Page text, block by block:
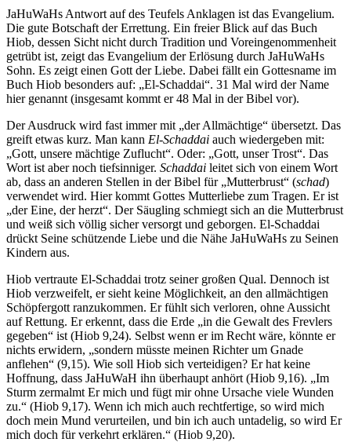
JaHuWaHs Antwort auf des Teufels Anklagen ist das Evangelium.
Die gute Botschaft der Errettung. Ein freier Blick auf das Buch
Hiob, dessen Sicht nicht durch Tradition und Voreingenommenheit
getrübt ist, zeigt das Evangelium der Erlösung durch JaHuWaHs
Sohn. Es zeigt einen Gott der Liebe. Dabei fällt ein Gottesname im
Buch Hiob besonders auf: „El-Schaddai“. 31 Mal wird der Name
hier genannt (insgesamt kommt er 48 Mal in der Bibel vor).
Der Ausdruck wird fast immer mit „der Allmächtige“ übersetzt. Das
greift etwas kurz. Man kann El-Schaddai auch wiedergeben mit:
„Gott, unsere mächtige Zuflucht“. Oder: „Gott, unser Trost“. Das
Wort ist aber noch tiefsinniger. Schaddai leitet sich von einem Wort
ab, dass an anderen Stellen in der Bibel für „Mutterbrust“ (schad)
verwendet wird. Hier kommt Gottes Mutterliebe zum Tragen. Er ist
„der Eine, der herzt“. Der Säugling schmiegt sich an die Mutterbrust
und weiß sich völlig sicher versorgt und geborgen. El-Schaddai
drückt Seine schützende Liebe und die Nähe JaHuWaHs zu Seinen
Kindern aus.
Hiob vertraute El-Schaddai trotz seiner großen Qual. Dennoch ist
Hiob verzweifelt, er sieht keine Möglichkeit, an den allmächtigen
Schöpfergott ranzukommen. Er fühlt sich verloren, ohne Aussicht
auf Rettung. Er erkennt, dass die Erde „in die Gewalt des Frevlers
gegeben“ ist (Hiob 9,24). Selbst wenn er im Recht wäre, könnte er
nichts erwidern, „sondern müsste meinen Richter um Gnade
anflehen“ (9,15). Wie soll Hiob sich verteidigen? Er hat keine
Hoffnung, dass JaHuWaH ihn überhaupt anhört (Hiob 9,16). „Im
Sturm zermalmt Er mich und fügt mir ohne Ursache viele Wunden
zu.“ (Hiob 9,17). Wenn ich mich auch rechtfertige, so wird mich
doch mein Mund verurteilen, und bin ich auch untadelig, so wird Er
mich doch für verkehrt erklären.“ (Hiob 9,20).